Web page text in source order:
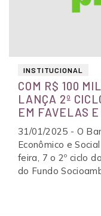
INSTITUCIONAL
COM R$ 100
LANÇA 2º
EM FAVELAS
31/01/2025 - O
Econômico e
feira, 7 o 2º ciclo
do Fundo